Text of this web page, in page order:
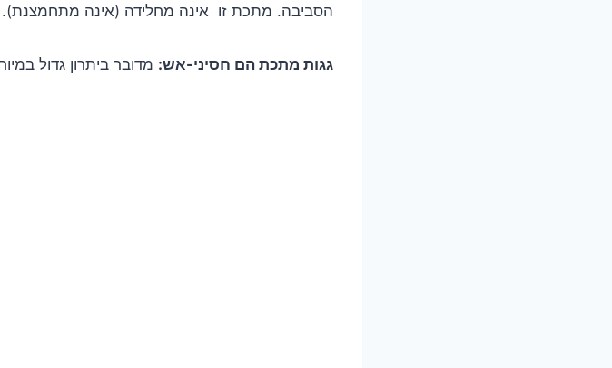
הסביבה. מתכת זו אינה מחלידה (אינה מתחמצנת).
גגות מתכת הם חסיני-אש: מדובר ביתרון גדול